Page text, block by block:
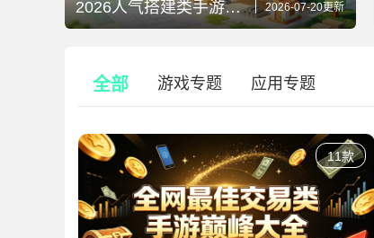
2026人气搭建类手游巨作精选 2026-07-20更新
全部 游戏专题 应用专题
11款